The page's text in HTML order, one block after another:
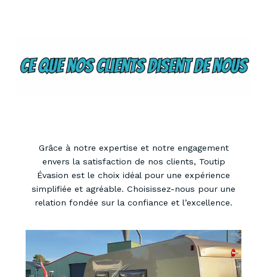
Grâce à notre expertise et notre engagement
envers la satisfaction de nos clients, Toutip
Évasion est le choix idéal pour une expérience
simplifiée et agréable. Choisissez-nous pour une
relation fondée sur la confiance et l’excellence.